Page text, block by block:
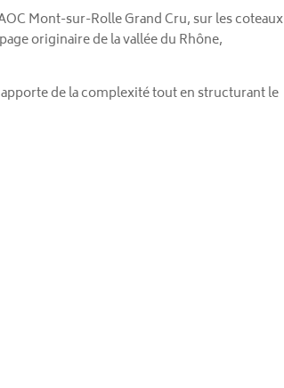
Mont-sur-Rolle Grand Cru, sur les coteaux
originaire de la vallée du Rhône,
de la complexité tout en structurant le